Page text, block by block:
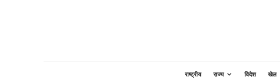
राष्ट्रीय राज्य विदेश खेल